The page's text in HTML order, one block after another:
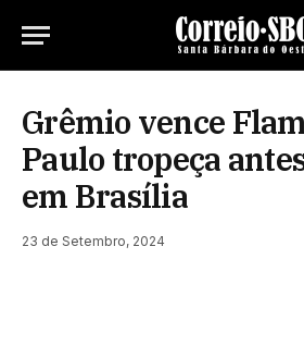
Grêmio vence
Paulo tropeça
em Brasília
23 de Setembro, 2024